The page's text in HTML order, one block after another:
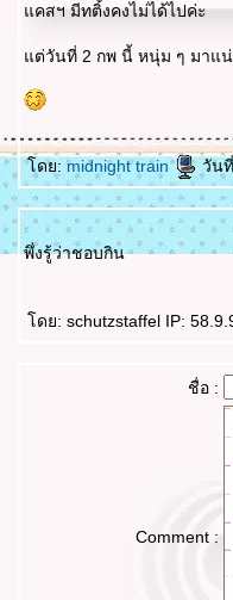
คสฯ มีทติ้งคงไม่ได้ไปค่ะ
ต่วันที่ 2 กพ นี้ หนุ่ม ๆ มาแน่
ดย: midnight train วัน
พึ่งรู้ว่าชอบกิน
ดย: schutzstaffel IP:
ชื่อ :
Comment :